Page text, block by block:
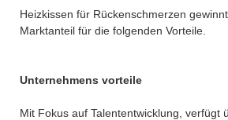
Heizkissen für Rückenschmerzen
Marktanteil für die folgenden Vorteile.
Unternehmens vorteile
Mit Fokus auf Talententwicklung, verfügt